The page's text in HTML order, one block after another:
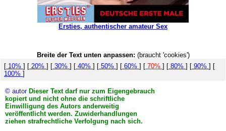
Ersties, authentischer amateur Sex
Breite der Text unten anpassen: (braucht 'cookies')
[ 10% ] [ 20% ] [ 30% ] [ 40% ] [ 50% ] [ 60% ] [ 70% ] [ 80% ] [ 90% ] [
100% ]
© autor Dieser Text darf nur zum Eigengebrauch
kopiert und nicht ohne die schriftliche
Einwilligung des Autors anderweitig
veröffentlicht werden. Zuwiderhandlungen
ziehen strafrechtliche Verfolgung nach sich.